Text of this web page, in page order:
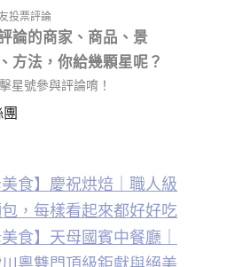
投票評論
論的商家、商品、景
方法，你給幾顆星呢？
星號參與評論唷！
美食】慶祝烘焙｜職人級
包，每樣看起來都好好吃
美食】天母國賓中餐廳｜